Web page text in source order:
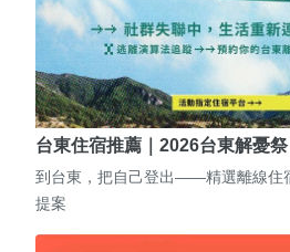
台東住宿推薦｜2026台東解憂
到台東，把自己登出——精選離線住
提案